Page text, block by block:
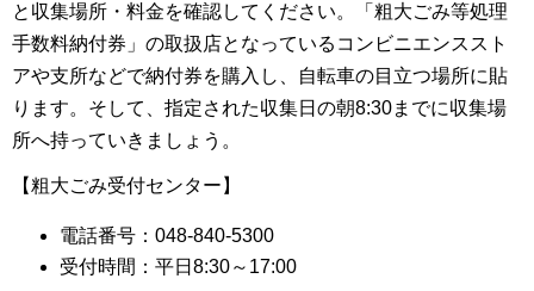
と収集場所・料金を確認してください。「粗大ごみ等処理
手数料納付券」の取扱店となっているコンビニエンススト
アや支所などで納付券を購入し、自転車の目立つ場所に貼
ります。そして、指定された収集日の朝8:30までに収集場
所へ持っていきましょう。
【粗大ごみ受付センター】
電話番号：048-840-5300
受付時間：平日8:30～17:00